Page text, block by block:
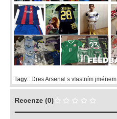
Tagy:: Dres Arsenal s vlastním jménem
Recenze (0)